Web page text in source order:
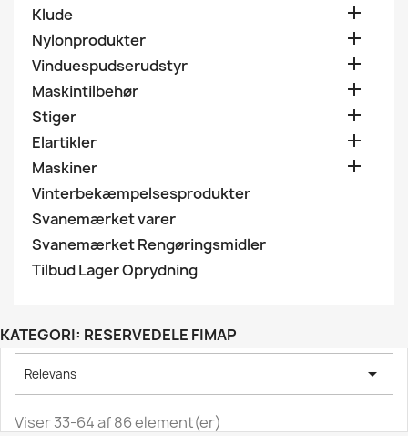
Klude 
Nylonprodukter 
Vinduespudserudstyr 
Maskintilbehør 
Stiger 
Elartikler 
Maskiner 
Vinterbekæmpelsesprodukter
Svanemærket varer
Svanemærket Rengøringsmidler
Tilbud Lager Oprydning
KATEGORI: RESERVEDELE FIMAP
Relevans 
Viser 33-64 af 86 element(er)